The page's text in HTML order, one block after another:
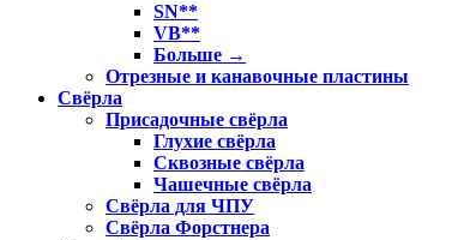
SN**
VB**
Больше →
Отрезные и канавочные пластины
Свёрла
Присадочные свёрла
Глухие свёрла
Сквозные свёрла
Чашечные свёрла
Свёрла для ЧПУ
Свёрла Форстнера